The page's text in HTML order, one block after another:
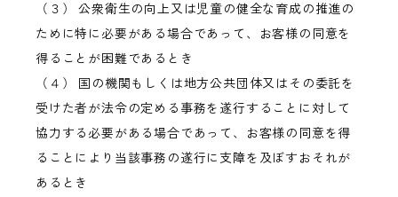
（３） 公衆衛生の向上又は児童の健全な育成の推進の
ために特に必要がある場合であって、お客様の同意を
得ることが困難であるとき
（４） 国の機関もしくは地方公共団体又はその委託を
受けた者が法令の定める事務を遂行することに対して
協力する必要がある場合であって、お客様の同意を得
ることにより当該事務の遂行に支障を及ぼすおそれが
あるとき